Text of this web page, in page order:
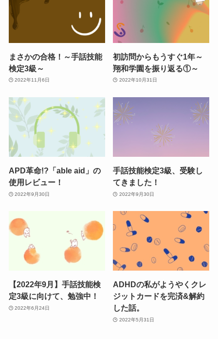
まさかの合格！～手話技能
検定3級～
2022年11月6日
初訪問からもうすぐ1年～
翔和学園を振り返る①～
2022年10月31日
APD革命!?「able aid」の
使用レビュー！
2022年9月30日
手話技能検定3級、受験し
てきました！
2022年9月30日
【2022年9月】手話技能検
定3級に向けて、勉強中！
2022年6月24日
ADHDの私がようやくクレ
ジットカードを完済&解約
した話。
2022年5月31日